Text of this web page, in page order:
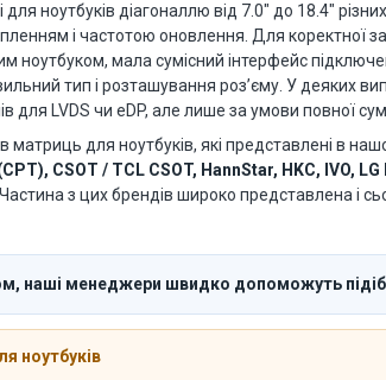
ноутбуків діагоналлю від 7.0" до 18.4"
і частотою оновлення. Для
ноутбуком, мала сумісний інтерфейс
тип і розташування роз’єму. У
LVDS чи eDP, але лише за умови повної
матриць для ноутбуків, які представлені в
CSOT / TCL CSOT, HannStar, HKC, IVO,
Частина з цих брендів широко представлена і
наші менеджери швидко допоможуть
ноутбуків